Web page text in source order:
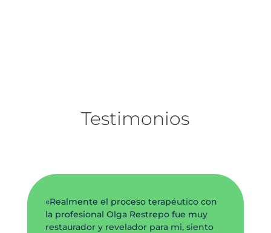
Testimonios
«Realmente el proceso terapéutico con
la profesional Olga Restrepo fue muy
restaurador y revelador para mi, siento